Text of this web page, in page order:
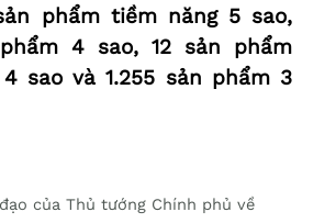
phẩm tiềm năng 5 sao,
4 sao, 12 sản phẩm
sao và 1.255 sản phẩm 3
của Thủ tướng Chính phủ về